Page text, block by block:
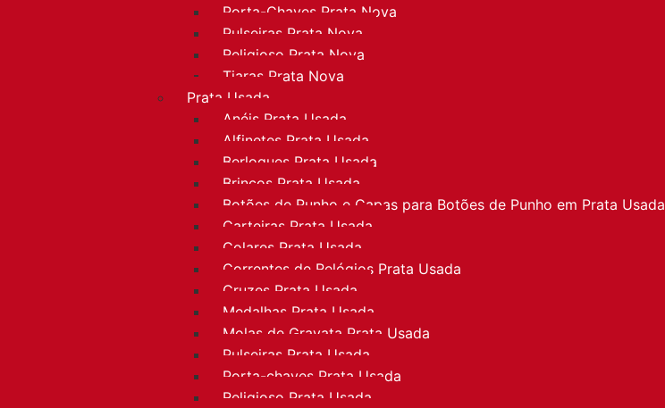
Porta-Chaves Prata Nova
Pulseiras Prata Nova
Religioso Prata Nova
Tiaras Prata Nova
Prata Usada
Anéis Prata Usada
Alfinetes Prata Usada
Berloques Prata Usada
Brincos Prata Usada
Botões de Punho e Capas para Botões de Punho em Prata Usada
Carteiras Prata Usada
Colares Prata Usada
Correntes de Relógios Prata Usada
Cruzes Prata Usada
Medalhas Prata Usada
Molas de Gravata Prata Usada
Pulseiras Prata Usada
Porta-chaves Prata Usada
Religioso Prata Usada